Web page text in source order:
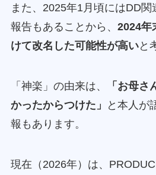
また、2025年1月頃にはDD
報告もあることから、 2024年
けて改名した可能性が高いと
「神楽」の由来は、
「お母さ
かったからつけた」
と本人が
報もあります。
現在（2026年）は、